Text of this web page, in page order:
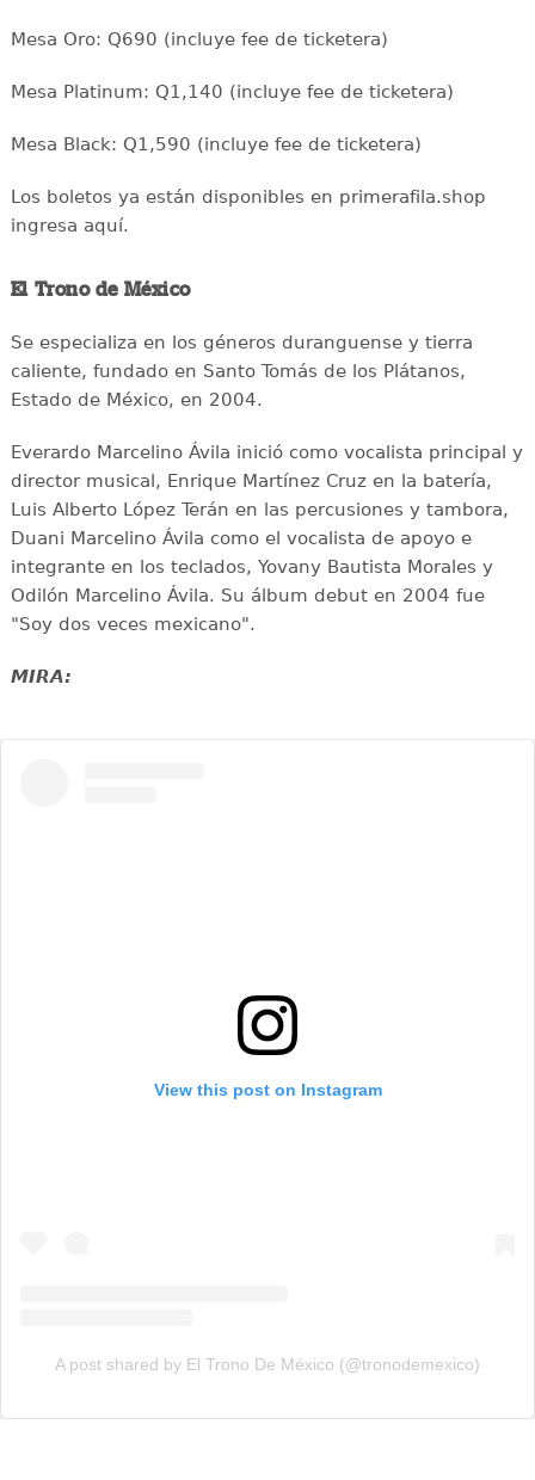
Mesa Oro: Q690 (incluye fee de ticketera)
Mesa Platinum: Q1,140 (incluye fee de ticketera)
Mesa Black: Q1,590 (incluye fee de ticketera)
Los boletos ya están disponibles en primerafila.shop
ingresa aquí.
El Trono de México
Se especializa en los géneros duranguense y tierra
caliente, fundado en Santo Tomás de los Plátanos,
Estado de México, en 2004.
Everardo Marcelino Ávila inició como vocalista principal y
director musical, Enrique Martínez Cruz en la batería,
Luis Alberto López Terán en las percusiones y tambora,
Duani Marcelino Ávila como el vocalista de apoyo e
integrante en los teclados, Yovany Bautista Morales y
Odilón Marcelino Ávila. Su álbum debut en 2004 fue
"Soy dos veces mexicano".
MIRA:
View this post on Instagram
A post shared by El Trono De México (@tronodemexico)